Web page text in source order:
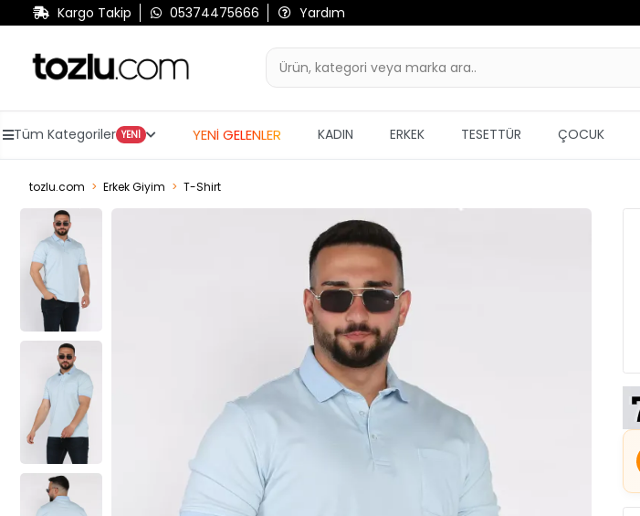
Kargo Takip 05374475666 Yardım
Tüm Kategoriler YENİ YENİ GELENLER KADIN ERKEK TESETTÜR ÇOCUK
tozlu.com Erkek Giyim T-Shirt